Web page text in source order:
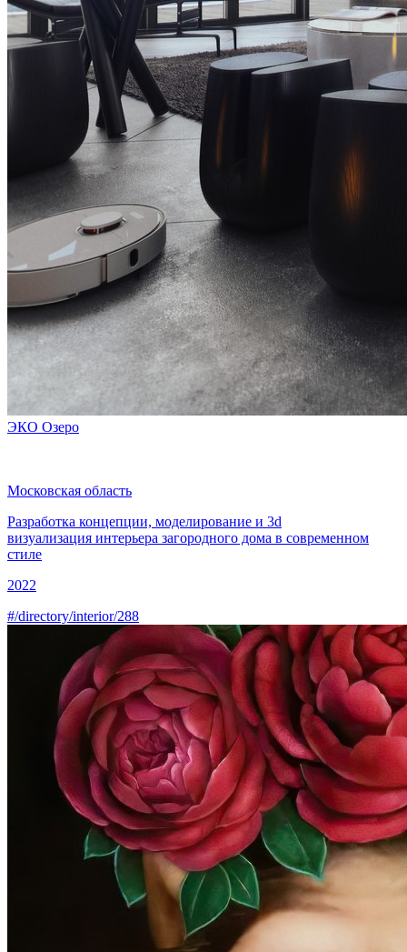
ЭКО Озеро
Московская область
Разработка концепции, моделирование и 3d
визуализация интерьера загородного дома в современном
стиле
2022
#/directory/interior/288